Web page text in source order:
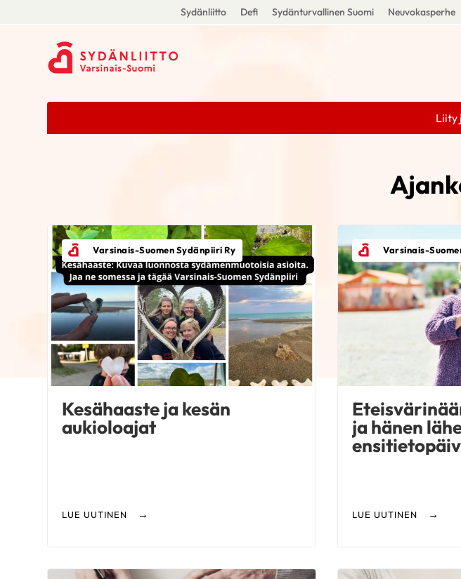
Sydänliitto Defi Sydänturvallinen Suomi Neuvokasperhe
Liity
Varsinais-Suomen Sydänpiiri Ry
Kesähaaste ja kesän
aukioloajat
LUE UUTINEN
Varsinais-
ja hänen
LUE UUTINEN